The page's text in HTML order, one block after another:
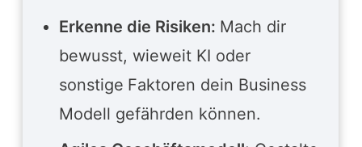
Erkenne die Risiken: Mach dir
bewusst, wieweit KI oder
sonstige Faktoren dein Business
Modell gefährden können.